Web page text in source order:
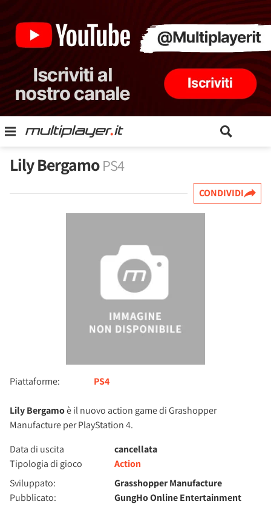
Lily BergamoPS4
CONDIVIDI
Piattaforme: PS4
Lily Bergamoè il nuovo action game di Grashopper
Manufacture per PlayStation 4.
Data di uscita
cancellata
Tipologia di gioco
Action
Sviluppato:
Grasshopper Manufacture
Pubblicato:
GungHo Online Entertainment